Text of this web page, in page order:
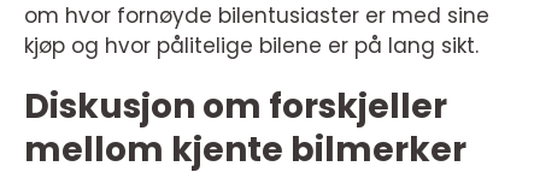
om hvor fornøyde bilentusiaster er med sine
kjøp og hvor pålitelige bilene er på lang sikt.
Diskusjon om forskjeller
mellom kjente bilmerker